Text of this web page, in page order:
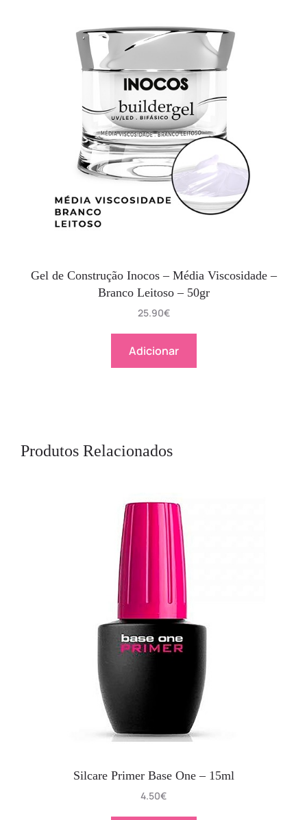
Gel de Construção Inocos – Média Viscosidade –
Branco Leitoso – 50gr
25.90€
Adicionar
Produtos Relacionados
Silcare Primer Base One – 15ml
4.50€